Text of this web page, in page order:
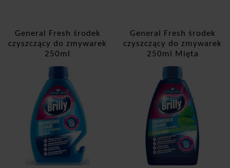
General Fresh środek
czyszczący do zmywarek
250ml
General Fresh środek
czyszczący do zmywarek
250ml Mięta